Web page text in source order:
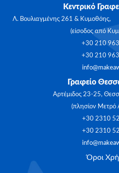
Κεντρικό
Λ. Βουλιαγμένης 261 &
(είσοδος από
+30 210
+30 210
Γραφείο
Αρτέμιδος 23-25,
(πλησίον
+30 2310
+30 2310
Όροι